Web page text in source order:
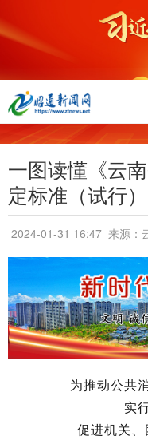
一图读懂《云
定标准（试行）
2024-01-31 16:47 来源：
为推动公共
实
促进机关